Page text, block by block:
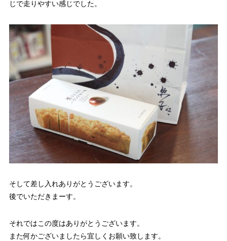
じで走りやすい感じでした。
そして差し入れありがとうございます。
後でいただきまーす。
それではこの度はありがとうございます。
また何かございましたら宜しくお願い致します。